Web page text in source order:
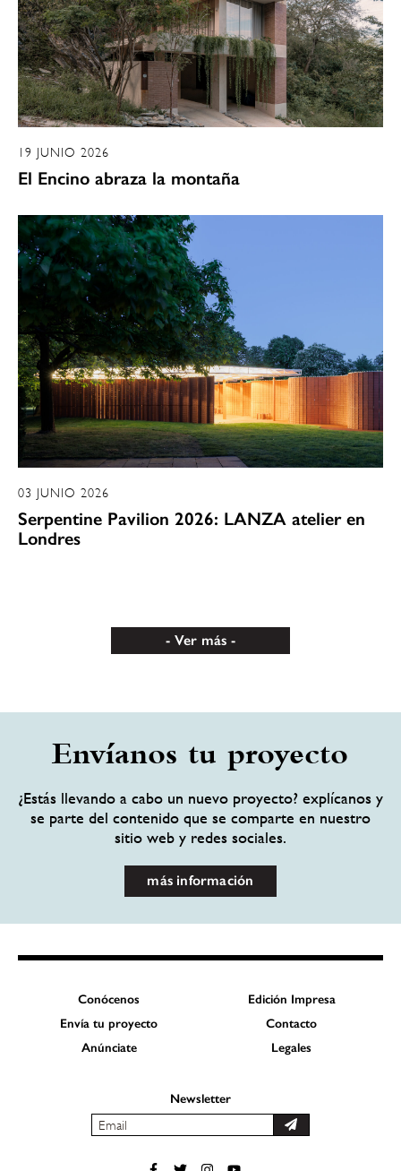
19 JUNIO 2026
El Encino abraza la montaña
03 JUNIO 2026
Serpentine Pavilion 2026: LANZA atelier en
Londres
Ver más
Envíanos tu proyecto
¿Estás llevando a cabo un nuevo proyecto? explícanos y
se parte del contenido que se comparte en nuestro
sitio web y redes sociales.
más información
Conócenos
Edición Impresa
Envía tu proyecto
Contacto
Anúnciate
Legales
Newsletter